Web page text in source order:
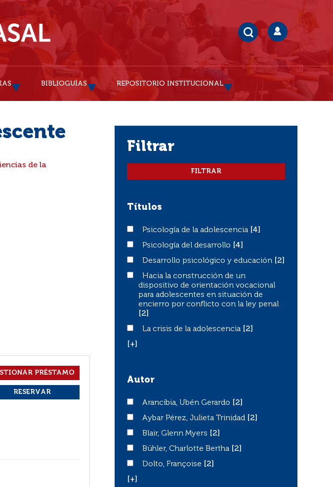
BIBLIOGUÍAS REPOSITORIO INSTITUCIONAL
de la
filtrar
Títulos
Psicología de la adolescencia
Psicología de la adolescencia
[4]
Psicología del desarrollo
Psicología del desarrollo
[4]
Desarrollo psicológico y educación
Desarrollo psicológico y educación
[2]
Hacia la construcción de un dispositivo de orientación
Hacia la construcción de un
dispositivo de orientación vocacional
para adolescentes en situación de
encierro por conflicto con la ley penal
[2]
La crisis de la adolescencia
La crisis de la adolescencia
[2]
[+]
Autor
Arancibia, Ubén Gerardo
Arancibia, Ubén Gerardo
[2]
Aybar Pérez, Julieta Trinidad
Aybar Pérez, Julieta Trinidad
[2]
Blair, Glenn Myers
Blair, Glenn Myers
[2]
Bühler, Charlotte Bertha
Bühler, Charlotte Bertha
[2]
Dolto, Françoise
Dolto, Françoise
[2]
[+]